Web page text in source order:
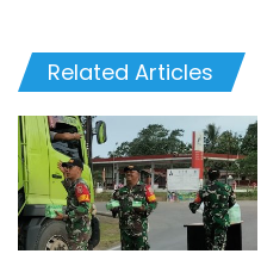
Related Articles